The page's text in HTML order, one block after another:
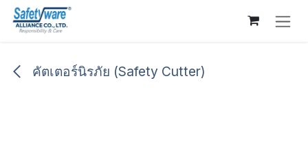
Skip to Content
คัตเตอร์นิรภัย (Safety Cutter)